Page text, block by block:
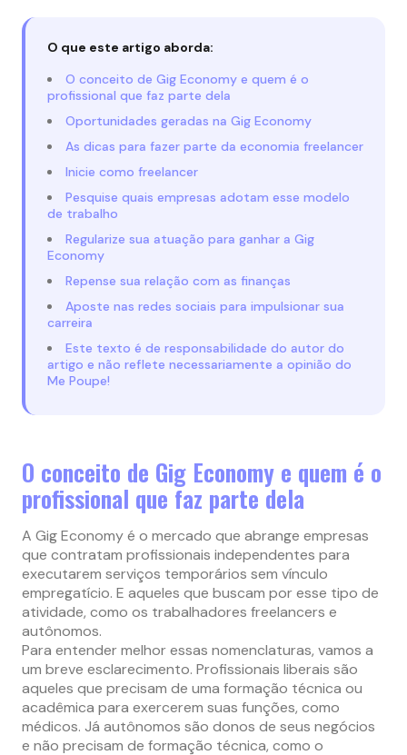
O que este artigo aborda:
O conceito de Gig Economy e quem é o
profissional que faz parte dela
Oportunidades geradas na Gig Economy
As dicas para fazer parte da economia freelancer
Inicie como freelancer
Pesquise quais empresas adotam esse modelo
de trabalho
Regularize sua atuação para ganhar a Gig
Economy
Repense sua relação com as finanças
Aposte nas redes sociais para impulsionar sua
carreira
Este texto é de responsabilidade do autor do
artigo e não reflete necessariamente a opinião do
Me Poupe!
O conceito de Gig Economy e quem é o
profissional que faz parte dela
A Gig Economy é o mercado que abrange empresas
que contratam profissionais independentes para
executarem serviços temporários sem vínculo
empregatício. E aqueles que buscam por esse tipo de
atividade, como os trabalhadores freelancers e
autônomos.
Para entender melhor essas nomenclaturas, vamos a
um breve esclarecimento. Profissionais liberais são
aqueles que precisam de uma formação técnica ou
acadêmica para exercerem suas funções, como
médicos. Já autônomos são donos de seus negócios
e não precisam de formação técnica, como o